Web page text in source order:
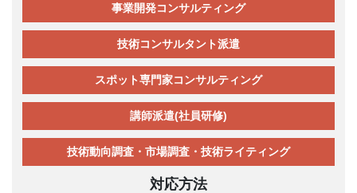
事業開発コンサルティング
技術コンサルタント派遣
スポット専門家コンサルティング
講師派遣(社員研修)
技術動向調査・市場調査・技術ライティング
対応方法